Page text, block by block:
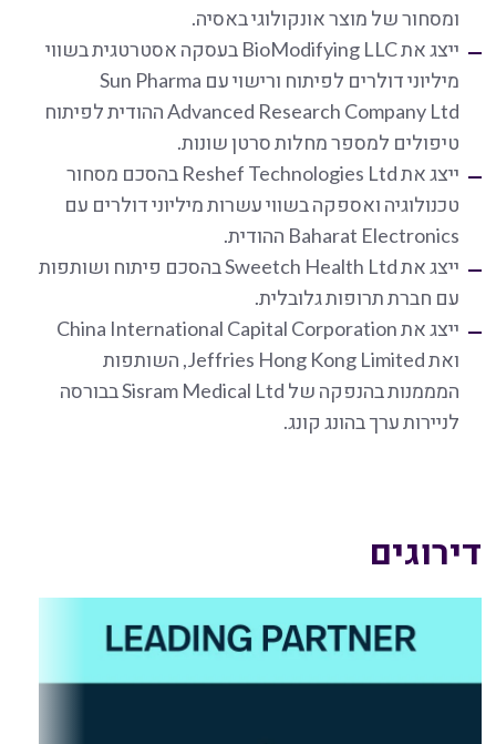
ומסחור של מוצר אונקולוגי באסיה.
ייצג את BioModifying LLC בעסקה אסטרטגית בשווי
מיליוני דולרים לפיתוח ורישוי עם Sun Pharma
Advanced Research Company Ltd ההודית לפיתוח
טיפולים למספר מחלות סרטן שונות.
ייצג את Reshef Technologies Ltd בהסכם מסחור
טכנולוגיה ואספקה בשווי עשרות מיליוני דולרים עם
Baharat Electronics ההודית.
ייצג את Sweetch Health Ltd בהסכם פיתוח ושותפות
עם חברת תרופות גלובלית.
ייצג את China International Capital Corporation
ואת Jeffries Hong Kong Limited, השותפות
המממנות בהנפקה של Sisram Medical Ltd בבורסה
לניירות ערך בהונג קונג.
דירוגים